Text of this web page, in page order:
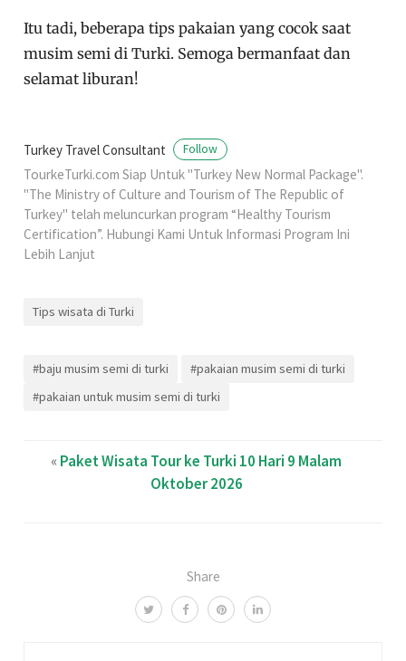
Share
Itu tadi, beberapa tips pakaian yang cocok saat
musim semi di Turki. Semoga bermanfaat dan
selamat liburan!
Turkey Travel Consultant Follow
TourkeTurki.com Siap Untuk "Turkey New Normal Package".
"The Ministry of Culture and Tourism of The Republic of
Turkey" telah meluncurkan program “Healthy Tourism
Certification”. Hubungi Kami Untuk Informasi Program Ini
Lebih Lanjut
Tips wisata di Turki
#baju musim semi di turki
#pakaian musim semi di turki
#pakaian untuk musim semi di turki
«Paket Wisata Tour ke Turki 10 Hari 9 Malam
Oktober 2026